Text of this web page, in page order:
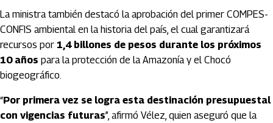
La ministra también destacó la aprobación del primer COMPES-
CONFIS ambiental en la historia del país, el cual garantizará
recursos por 1,4 billones de pesos durante los próximos
10 años para la protección de la Amazonía y el Chocó
biogeográfico.
“Por primera vez se logra esta destinación presupuestal
con vigencias futuras”, afirmó Vélez, quien aseguró que la